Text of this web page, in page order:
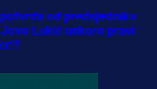
od predsjednika
Jovo Lukić uskoro pravi